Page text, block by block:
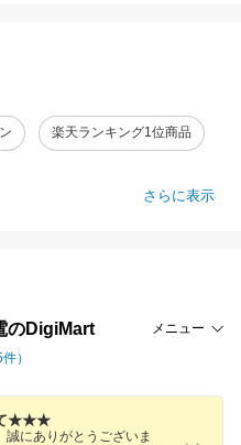
楽天ランキング1位商品
さらに表示
のDigiMart メニュー
件）
て★★★
にありがとうございま